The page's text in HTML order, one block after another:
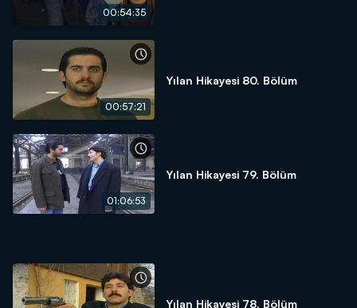
00:54:35
00:57:21
Yılan Hikayesi 80. Bölüm
01:06:53
Yılan Hikayesi 79. Bölüm
Yılan Hikayesi 78. Bölüm